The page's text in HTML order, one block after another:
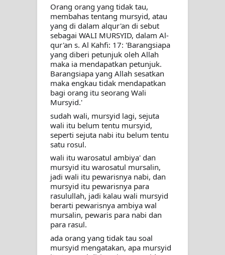
DAN WAHDATUS SYUHUD (AHMAD
SIRHINDI)
Wusul kepada Allah
Hati dan dua sayap
MUKASYAFAH MENURUT AHL AL-
SEKADAR MELIHAT, TETAPI
SYARAHAN TINGKAT TINGGI
TASAWWUF*
Syahadat… tapi belum benar-benar
menyaksikan.
Orang orang yang tidak tau,
membahas tentang mursyid, atau
yang di dalam alqur'an di sebut
sebagai WALI MURSYID, dalam Al-
qur'an s. Al Kahfi: 17: 'Barangsiapa
yang diberi petunjuk oleh Allah
maka ia mendapatkan petunjuk.
Barangsiapa yang Allah sesatkan
maka engkau tidak mendapatkan
bagi orang itu seorang Wali
Mursyid.'
sudah wali, mursyid lagi, sejuta
wali itu belum tentu mursyid,
seperti sejuta nabi itu belum tentu
satu rosul.
wali itu warosatul ambiya' dan
mursyid itu warosatul mursalin,
jadi wali itu pewarisnya nabi, dan
mursyid itu pewarisnya para
rasulullah, jadi kalau wali mursyid
berarti pewarisnya ambiya wal
mursalin, pewaris para nabi dan
para rasul.
ada orang yang tidak tau soal
mursyid mengatakan, apa mursyid